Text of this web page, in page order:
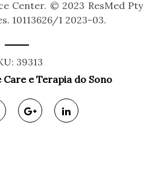
Center. © 2023 ResMed Pty
10113626/1 2023-03.
39313
Care e Terapia do Sono